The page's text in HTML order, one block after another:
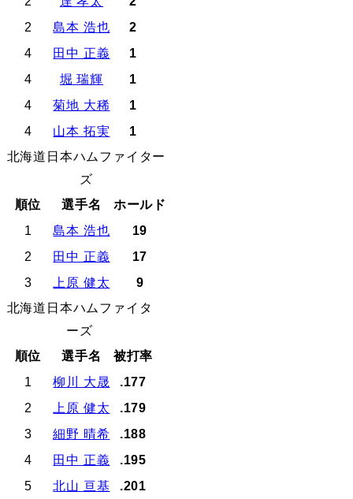
2
島本 浩也
2
4
田中 正義
1
4
堀 瑞輝
1
4
菊地 大稀
1
4
山本 拓実
1
北海道日本ハムファイター
ズ
順位
選手名
ホールド
1
島本 浩也
19
2
田中 正義
17
3
上原 健太
9
北海道日本ハムファイタ
ーズ
順位
選手名
被打率
1
柳川 大晟
.177
2
上原 健太
.179
3
細野 晴希
.188
4
田中 正義
.195
5
北山 亘基 .201